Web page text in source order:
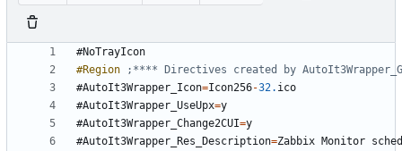
#NoTrayIcon
#Region
#AutoIt3Wrapper_Icon=Icon256-32. ico
#AutoIt3Wrapper_UseUpx=y
#AutoIt3Wrapper_Change2CUI=y
#AutoIt3Wrapper_Res_Description=Zabbix Monitor